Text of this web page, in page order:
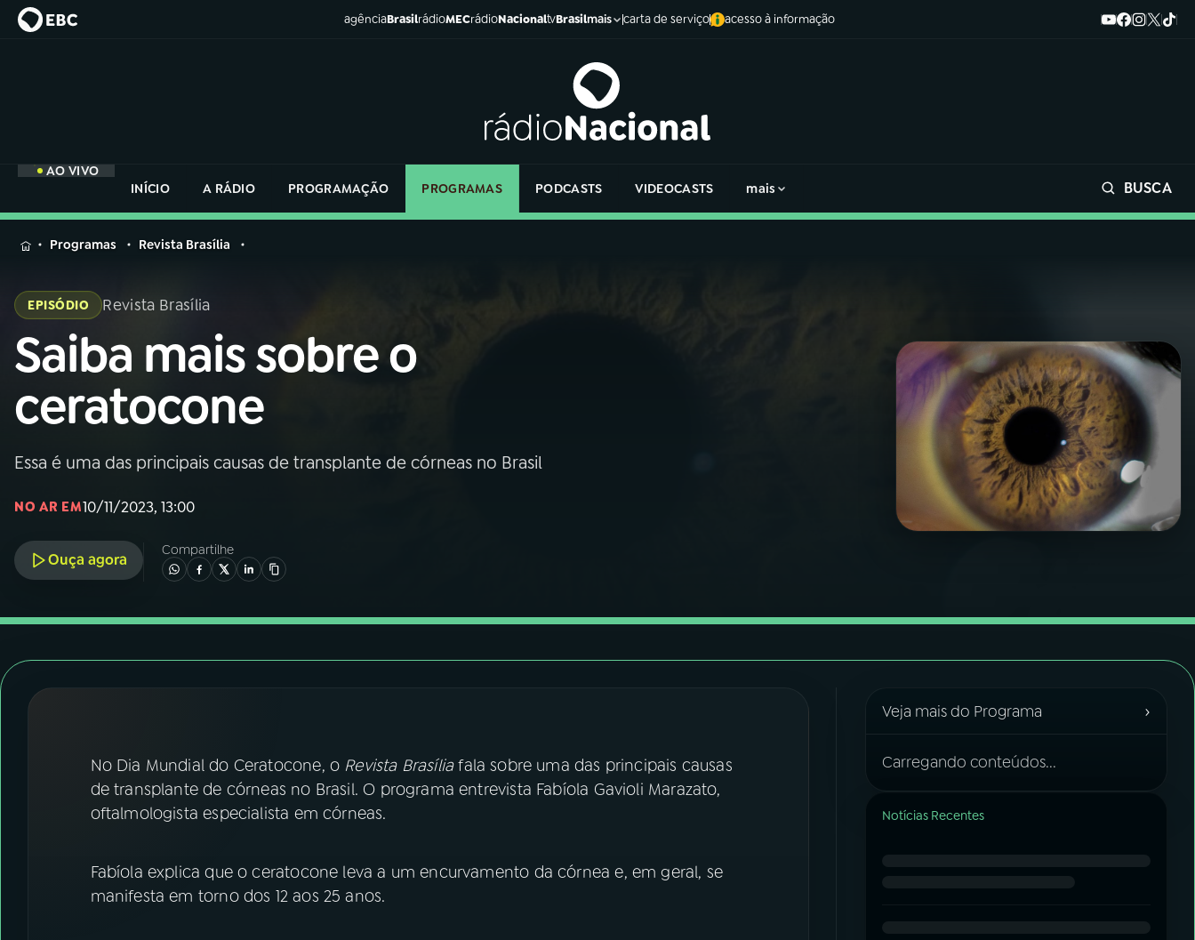
agênciaBrasilrádioMECrádioNacionaltvBrasilmais carta de serviço acesso à informação
AO VIVO
INÍCIO
A RÁDIO PROGRAMAÇÃO PROGRAMAS PODCASTS VIDEOCASTS mais BUSCA
MENU
Buscar
na
Rádio
Nacional
02A RÁDIO
03PROGRAMAÇÃO
04PROGRAMAS
ÚLTIMAS
na
Rádio
Nacional
Programas Revista Brasília
EPISÓDIO Revista Brasília
Saiba mais sobre o
ceratocone
Essa é uma das principais causas de transplante de córneas no Brasil
NO AR EM10/11/2023, 13:00
Ouça agora
Compartilhe
No Dia Mundial do Ceratocone, o Revista Brasíliafala sobre uma das principais causas
de transplante de córneas no Brasil. O programa entrevista Fabíola Gavioli Marazato,
oftalmologista especialista em córneas.
Fabíola explica que o ceratocone leva a um encurvamento da córnea e, em geral, se
manifesta em torno dos 12 aos 25 anos.
Veja mais do Programa ›
Carregando conteúdos...
Notícias Recentes